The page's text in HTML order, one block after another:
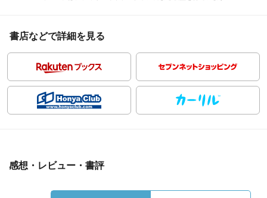
書店などで詳細を見る
感想・レビュー・書評